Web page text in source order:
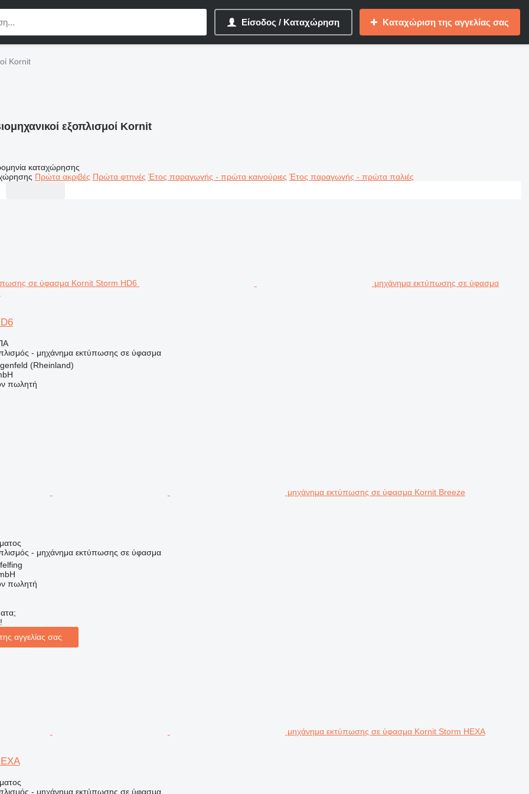
Είσοδος / Καταχώρηση Καταχώριση της αγγελίας σας
Kornit
εξοπλισμοί Kornit
καταχώρησης
Πρώτα ακριβές Πρώτα φτηνές Έτος παραγωγής - πρώτα καινούριες Έτος παραγωγής - πρώτα παλιές
μηχάνημα εκτύπωσης σε ύφασμα
- μηχάνημα εκτύπωσης σε ύφασμα
(Rheinland)
πωλητή
μηχάνημα εκτύπωσης σε ύφασμα Kornit Breeze
- μηχάνημα εκτύπωσης σε ύφασμα
πωλητή
αγγελίας σας
μηχάνημα εκτύπωσης σε ύφασμα Kornit Storm HEXA
- μηχάνημα εκτύπωσης σε ύφασμα